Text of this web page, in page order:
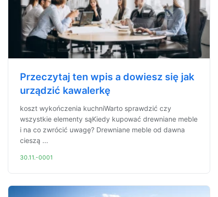
Przeczytaj ten wpis a dowiesz się jak
urządzić kawalerkę
koszt wykończenia kuchniWarto sprawdzić czy
wszystkie elementy sąKiedy kupować drewniane meble
i na co zwrócić uwagę? Drewniane meble od dawna
cieszą ...
30.11.-0001